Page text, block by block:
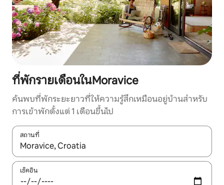
ที่พักรายเดือนในMoravice
ค้นพบที่พักระยะยาวที่ให้ความรู้สึกเหมือนอยู่บ้านสำหรับ
การเข้าพักตั้งแต่ 1 เดือนขึ้นไป
สถานที่
ใช้ลูกศรขึ้นลง หรือใช้การสัมผัสหรือปัด เพื่อสำรวจผลการค้นหา
เช็คอิน